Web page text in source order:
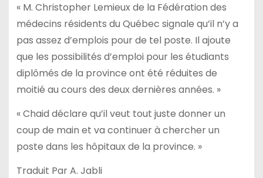
« M. Christopher Lemieux de la Fédération des
médecins résidents du Québec signale qu’il n’y a
pas assez d’emplois pour de tel poste. Il ajoute
que les possibilités d’emploi pour les étudiants
diplômés de la province ont été réduites de
moitié au cours des deux dernières années. »
« Chaid déclare qu’il veut tout juste donner un
coup de main et va continuer à chercher un
poste dans les hôpitaux de la province. »
Traduit Par A. Jabli